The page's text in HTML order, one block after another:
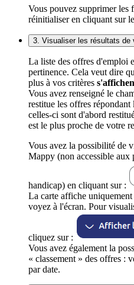
Vous pouvez supprimer les
réinitialiser en cliquant sur
3. Visualiser les résultats de
La liste des offres d'emploi
pertinence. Cela veut dire
plus à vos critères
Vous avez renseigné le
restitue les offres
celles-ci sont d'abord
est le plus proche de votre
Vous avez la possibilité de
Mappy (non accessible aux
handicap) en cliquant sur :
La carte affiche
voyez à l'écran. Pour
cliquez sur :
Vous avez également la
« classement » des offres :
par date.